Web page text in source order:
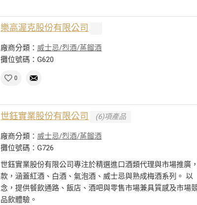
樂高渥克股份有限公司
廠商分類： 威士忌/烈酒/蒸餾酒
攤位號碼：G620
0
世鈺實業股份有限公司 (6)項產品
廠商分類： 威士忌/烈酒/蒸餾酒
攤位號碼：G726
世鈺實業股份有限公司專注於精選進口酒類代理與市場推廣
款，涵蓋紅酒、白酒、氣泡酒、威士忌與熟成梅酒系列。 以
念，提供餐飲通路、飯店、酒吧與零售市場兼具質感及市場
品飲體驗。